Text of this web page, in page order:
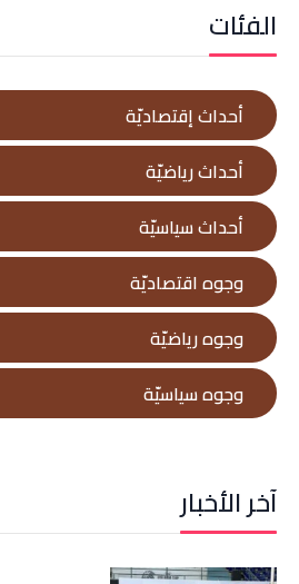
الفئات
أحداث إقتصاديّة
أحداث رياضيّة
أحداث سياسيّة
وجوه اقتصاديّة
وجوه رياضيّة
وجوه سياسيّة
آخر الأخبار